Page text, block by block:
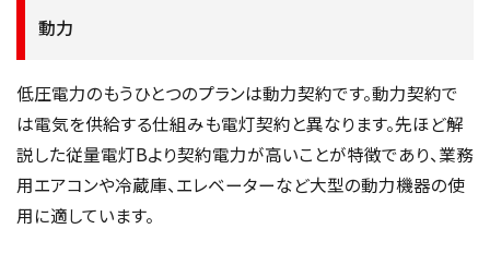
動力
低圧電力のもうひとつのプランは動力契約です。動力契約で
は電気を供給する仕組みも電灯契約と異なります。先ほど解
説した従量電灯Bより契約電力が高いことが特徴であり、業務
用エアコンや冷蔵庫、エレベーターなど大型の動力機器の使
用に適しています。